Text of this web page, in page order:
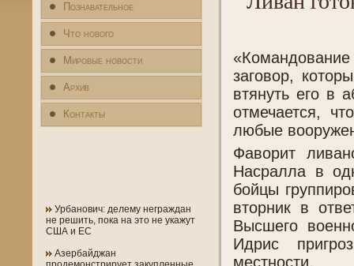
Познавательное
Что нового
Мировые новости
Архив
Контакты
Урбанович: делему неграждан
не решить, пока на это не укажут
США и ЕС
Азербайджан
заговор,
втянуть его в
отмечается,
любые
Фаворит
Насралла в
бойцы
вторник в
Высшего
Идрис
местности.